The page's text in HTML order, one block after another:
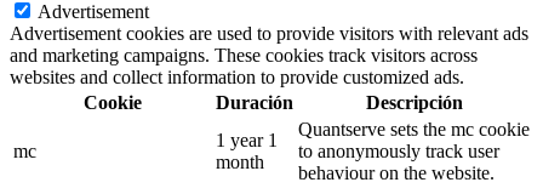
Advertisement
Advertisement cookies are used to provide visitors with relevant ads
and marketing campaigns. These cookies track visitors across
websites and collect information to provide customized ads.
Cookie
Duración Descripción
mc
1 year 1
month
Quantserve sets the mc cookie
to anonymously track user
behaviour on the website.